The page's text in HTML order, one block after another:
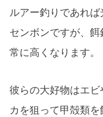
ルアー釣りであれ
センボンですが、
常に高くなります。
彼らの大好物はエ
カを狙って甲殻類